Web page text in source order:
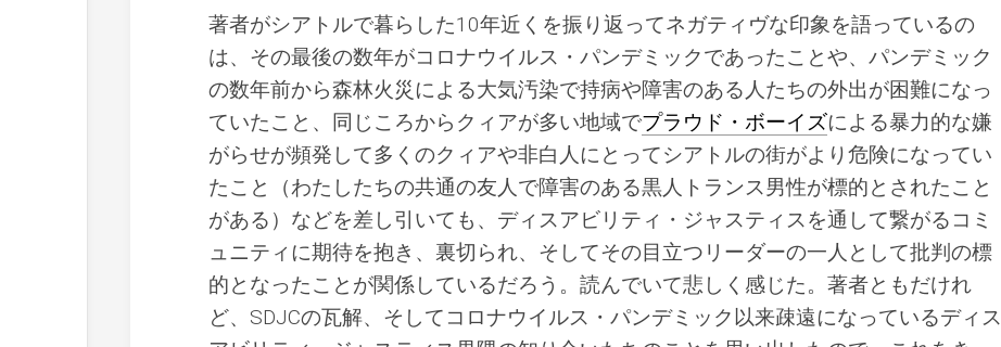
著者がシアトルで暮らした10年近くを振り返ってネガティヴな印象を語っているの
は、その最後の数年がコロナウイルス・パンデミックであったことや、パンデミック
の数年前から森林火災による大気汚染で持病や障害のある人たちの外出が困難になっ
ていたこと、同じころからクィアが多い地域でプラウド・ボーイズによる暴力的な嫌
がらせが頻発して多くのクィアや非白人にとってシアトルの街がより危険になってい
たこと（わたしたちの共通の友人で障害のある黒人トランス男性が標的とされたこと
がある）などを差し引いても、ディスアビリティ・ジャスティスを通して繋がるコミ
ュニティに期待を抱き、裏切られ、そしてその目立つリーダーの一人として批判の標
的となったことが関係しているだろう。読んでいて悲しく感じた。著者ともだけれ
ど、SDJCの瓦解、そしてコロナウイルス・パンデミック以来疎遠になっているディス